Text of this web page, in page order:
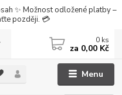
✨ Možnost odložené platby –
později. 💳
Menu
0 ks
za 0,00 Kč